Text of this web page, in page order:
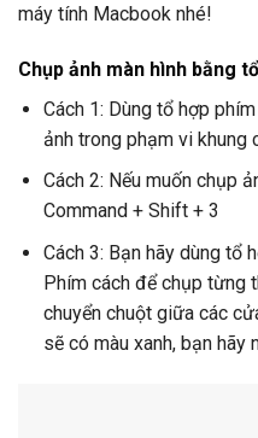
máy tính Macbook nhé!
Chụp ảnh màn hình bằng
Cách 1: Dùng tổ hợp
ảnh trong phạm vi khung
Cách 2: Nếu muốn chụp
Command + Shift + 3
Cách 3: Bạn hãy dùng tổ
Phím cách để chụp từng
chuyển chuột giữa các
sẽ có màu xanh, bạn hãy